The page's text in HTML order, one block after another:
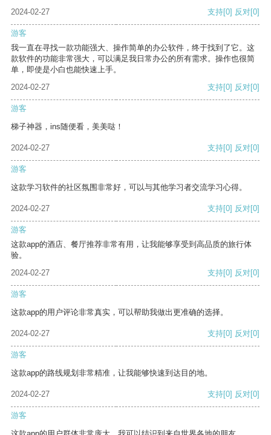
2024-02-27
支持[0] 反对[0]
游客
我一直在寻找一款功能强大、操作简单的办公软件，终于找到了它。这
款软件的功能非常强大，可以满足我日常办公的所有需求。操作也很简
单，即使是小白也能快速上手。
2024-02-27
支持[0] 反对[0]
游客
梯子神器，ins随便看，美美哒！
2024-02-27 支持[0] 反对[0]
游客
这款学习软件的社区氛围非常好，可以与其他学习者交流学习心得。
2024-02-27 支持[0] 反对[0]
游客
这款app的酒店、餐厅推荐非常有用，让我能够享受到高品质的旅行体
验。
2024-02-27
支持[0] 反对[0]
游客
这款app的用户评论非常真实，可以帮助我做出更准确的选择。
2024-02-27 支持[0] 反对[0]
游客
这款app的路线规划非常精准，让我能够快速到达目的地。
2024-02-27 支持[0] 反对[0]
游客